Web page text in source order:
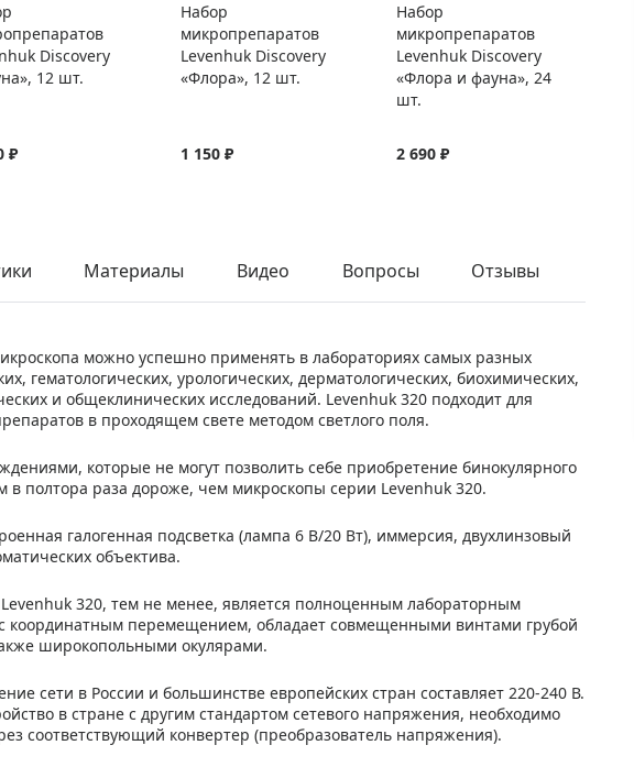
Discovery
12 шт.
₽
Набор
микропрепаратов
Levenhuk Discovery
«Флора», 12 шт.
1 150 ₽
Набор
микропрепаратов
Levenhuk Discovery
«Флора и фауна», 24
шт.
2 690 ₽
Материалы Видео Вопросы Отзывы
можно успешно применять в лабораториях самых разных
гематологических, урологических, дерматологических, биохимических,
и общеклинических исследований. Levenhuk 320 подходит для
в проходящем свете методом светлого поля.
которые не могут позволить себе приобретение бинокулярного
в полтора раза дороже, чем микроскопы серии Levenhuk 320.
галогенная подсветка (лампа 6 В/20 Вт), иммерсия, двухлинзовый
объектива.
320, тем не менее, является полноценным лабораторным
координатным перемещением, обладает совмещенными винтами грубой
широкопольными окулярами.
сети в России и большинстве европейских стран составляет 220-240 В.
в стране с другим стандартом сетевого напряжения, необходимо
соответствующий конвертер (преобразователь напряжения).